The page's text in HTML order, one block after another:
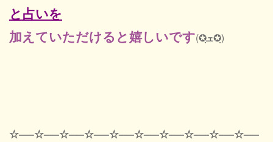
と占いを
加えていただけると嬉しいです
(✪ฺܫ✪ฺ)
☆—–☆–—☆–—☆—–☆–—☆–—☆–—☆–—☆–—☆–—